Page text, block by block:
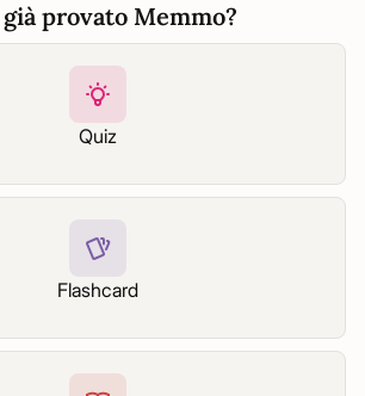
provato Memmo?
Quiz
Flashcard